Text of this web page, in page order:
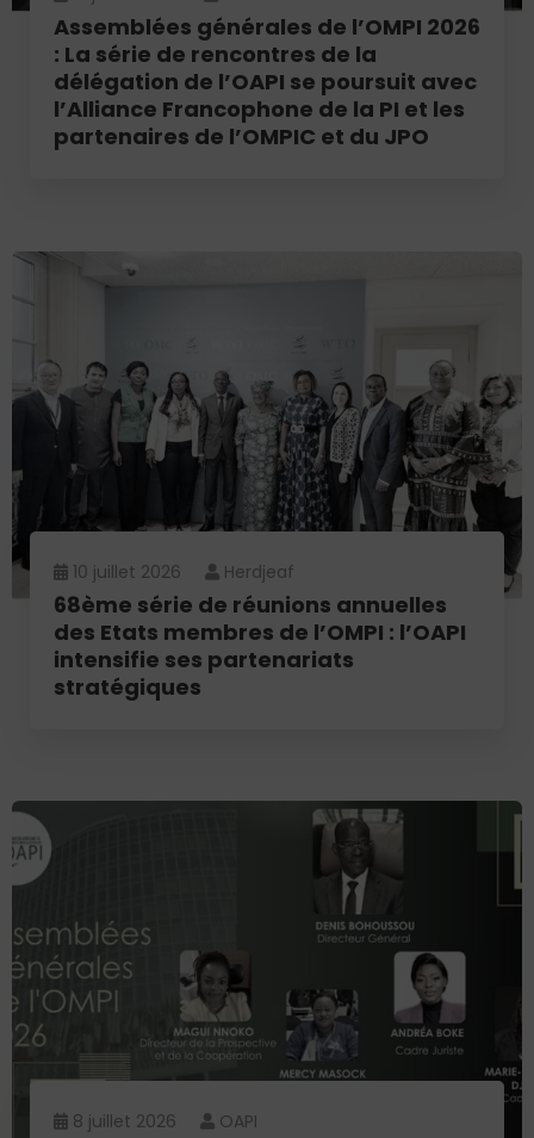
Assemblées générales de l’OMPI 2026
: La série de rencontres de la
délégation de l’OAPI se poursuit avec
l’Alliance Francophone de la PI et les
partenaires de l’OMPIC et du JPO
10 juillet 2026 Herdjeaf
68ème série de réunions annuelles
des Etats membres de l’OMPI : l’OAPI
intensifie ses partenariats
stratégiques
8 juillet 2026 OAPI